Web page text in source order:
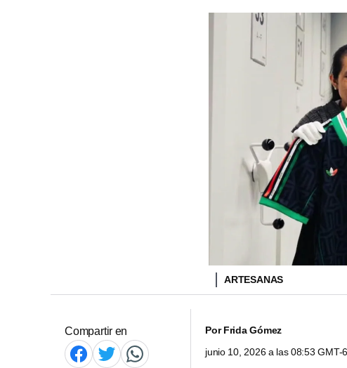
ARTESANAS
Compartir en PorFrida Gómez
junio 10, 2026 a las 08:53 GMT-6